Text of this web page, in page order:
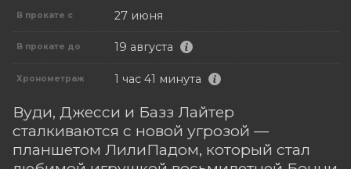
В прокате с 27 июня
В прокате до 19 августа
Хронометраж 1 час 41 минута
Вуди, Джесси и Базз Лайтер
сталкиваются с новой угрозой —
планшетом ЛилиПадом, который стал